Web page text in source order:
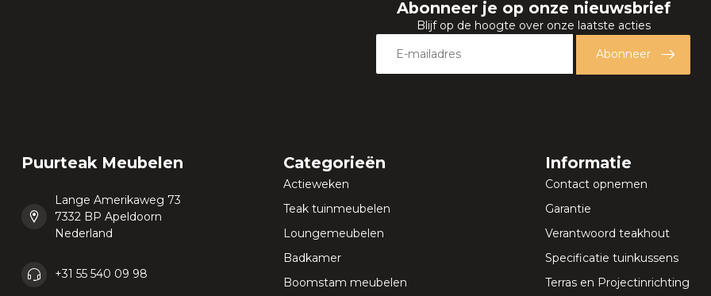
Abonneer je op onze nieuwsbrief
Blijf op de hoogte over onze laatste acties
Abonneer
Puurteak Meubelen
Lange Amerikaweg 73
7332 BP Apeldoorn
Nederland
+31 55 540 09 98
Categorieën
Actieweken
Teak tuinmeubelen
Loungemeubelen
Badkamer
Boomstam meubelen
Informatie
Contact opnemen
Garantie
Verantwoord teakhout
Specificatie tuinkussens
Terras en Projectinrichting